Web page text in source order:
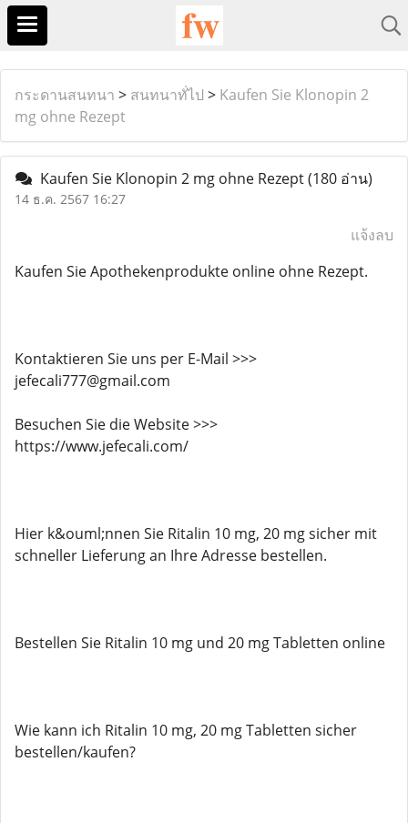
กระดานสนทนา > สนทนาทั่ไป > Kaufen Sie Klonopin 2
mg ohne Rezept
Kaufen Sie Klonopin 2 mg ohne Rezept(180 อ่าน)
14 ธ.ค. 2567 16:27
แจ้งลบ
Kaufen Sie Apothekenprodukte online ohne Rezept.
Kontaktieren Sie uns per E-Mail >>>
jefecali777@gmail.com
Besuchen Sie die Website >>>
https://www.jefecali.com/
Hier k&ouml;nnen Sie Ritalin 10 mg, 20 mg sicher mit
schneller Lieferung an Ihre Adresse bestellen.
Bestellen Sie Ritalin 10 mg und 20 mg Tabletten online
Wie kann ich Ritalin 10 mg, 20 mg Tabletten sicher
bestellen/kaufen?